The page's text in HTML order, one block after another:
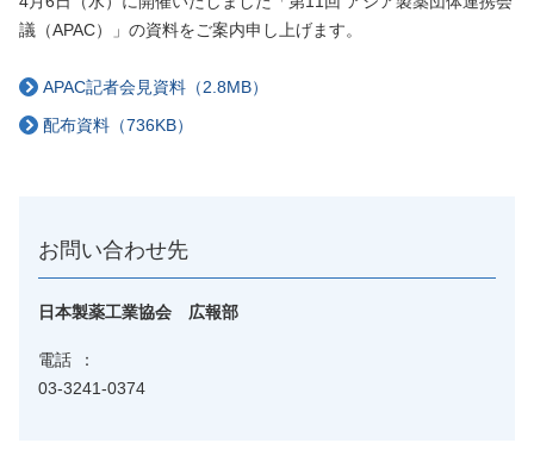
議（APAC）」の資料をご案内申し上げます。
APAC記者会見資料（2.8MB）
配布資料（736KB）
お問い合わせ先
日本製薬工業協会 広報部
電話
03-3241-0374